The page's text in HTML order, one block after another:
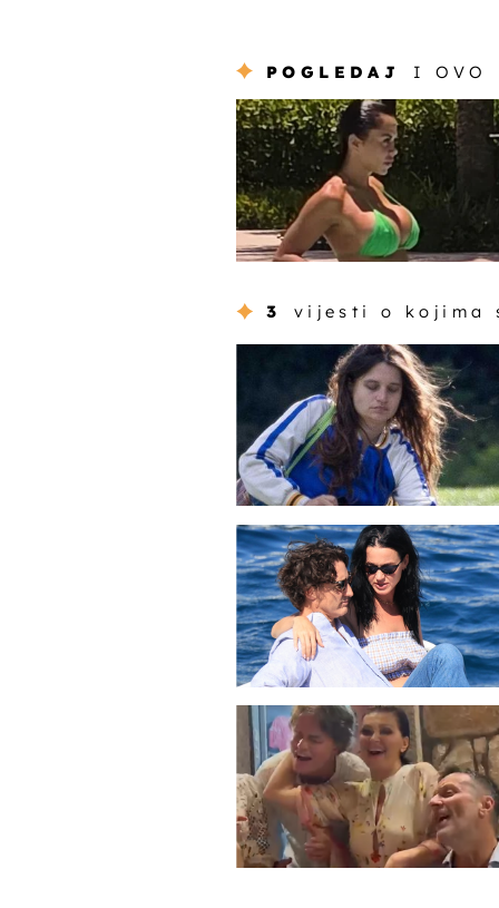
POGLEDAJ I OVO
3 vijesti o kojima